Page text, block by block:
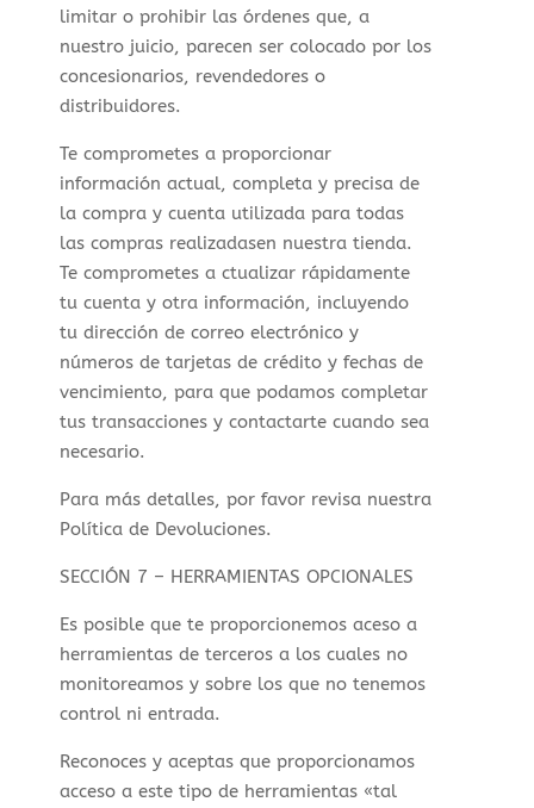
limitar o prohibir las órdenes que, a
nuestro juicio, parecen ser colocado por los
concesionarios, revendedores o
distribuidores.
Te comprometes a proporcionar
información actual, completa y precisa de
la compra y cuenta utilizada para todas
las compras realizadasen nuestra tienda.
Te comprometes a ctualizar rápidamente
tu cuenta y otra información, incluyendo
tu dirección de correo electrónico y
números de tarjetas de crédito y fechas de
vencimiento, para que podamos completar
tus transacciones y contactarte cuando sea
necesario.
Para más detalles, por favor revisa nuestra
Política de Devoluciones.
SECCIÓN 7 – HERRAMIENTAS OPCIONALES
Es posible que te proporcionemos aceso a
herramientas de terceros a los cuales no
monitoreamos y sobre los que no tenemos
control ni entrada.
Reconoces y aceptas que proporcionamos
acceso a este tipo de herramientas «tal